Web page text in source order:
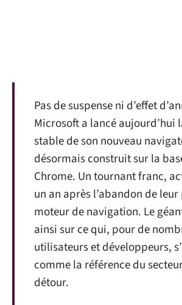
Pas de suspense ni d’effet
Microsoft a lancé aujourd’hui
stable de son nouveau
désormais construit sur la
Chrome. Un tournant franc,
un an après l’abandon de
moteur de navigation. Le
ainsi sur ce qui, pour de
utilisateurs et développeurs,
comme la référence du
détour.